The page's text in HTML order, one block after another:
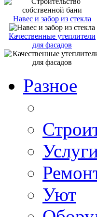
Навес и забор из стекла
Качественные утеплители
для фасадов
Разное
Уют